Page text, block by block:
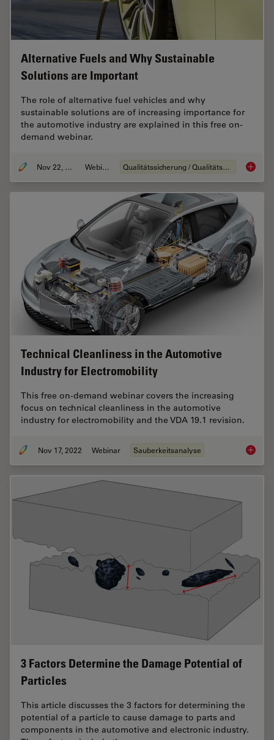
Alternative Fuels and Why Sustainable
Solutions are Important
The role of alternative fuel vehicles and why
sustainable solutions are of increasing importance for
the automotive industry are explained in this free on-
demand webinar.
Nov 22, 2022 Webinar Qualitätssicherung / Qualitätskontrolle
Technical Cleanliness in the Automotive
Industry for Electromobility
This free on-demand webinar covers the increasing
focus on technical cleanliness in the automotive
industry for electromobility and the VDA 19.1 revision.
Nov 17, 2022 Webinar Sauberkeitsanalyse
3 Factors Determine the Damage Potential of
Particles
This article discusses the 3 factors for determining the
potential of a particle to cause damage to parts and
components in the automotive and electronic industry.